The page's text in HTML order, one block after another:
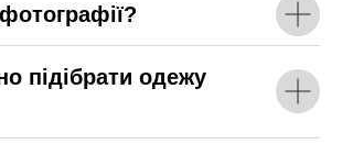
підібрати одежу